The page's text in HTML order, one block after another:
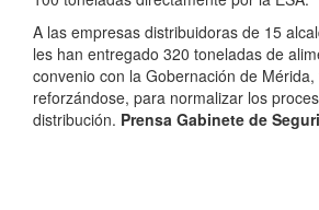
A las empresas distribuidoras de 15
les han entregado 320 toneladas de
convenio con la Gobernación de
reforzándose, para normalizar los
distribución. Prensa Gabinete de